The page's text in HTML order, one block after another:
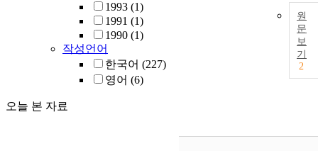
1993 (1)
1991 (1)
1990 (1)
작성언어
한국어 (227)
영어 (6)
오늘 본 자료
원
문
보
기
2